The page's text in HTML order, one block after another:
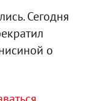
Сегодня
о